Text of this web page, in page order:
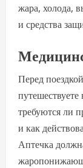
жара, холода,
и средства
Перед
путешествуете
требуются ли
и как
Аптечка